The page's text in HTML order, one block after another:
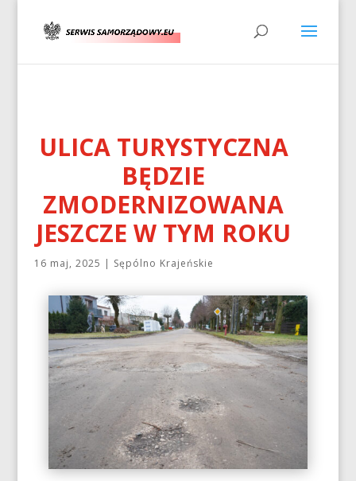
ULICA TURYSTYCZNA
BĘDZIE
ZMODERNIZOWANA
JESZCZE W TYM ROKU
16 maj, 2025 | Sępólno Krajeńskie